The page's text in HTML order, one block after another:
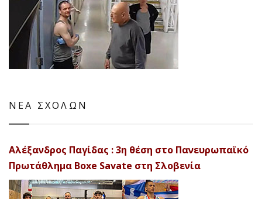
ΝΕΑ ΣΧΟΛΩΝ
Αλέξανδρος Παγίδας : 3η θέση στο Πανευρωπαϊκό
Πρωτάθλημα Boxe Savate στη Σλοβενία